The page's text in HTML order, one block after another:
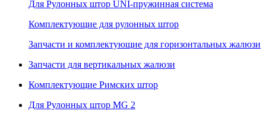
Для Рулонных штор UNI-пружинная система
Комплектующие для рулонных штор
Запчасти и комплектующие для горизонтальных жалюзи
Запчасти для вертикальных жалюзи
Комплектующие Римских штор
Для Рулонных штор MG 2